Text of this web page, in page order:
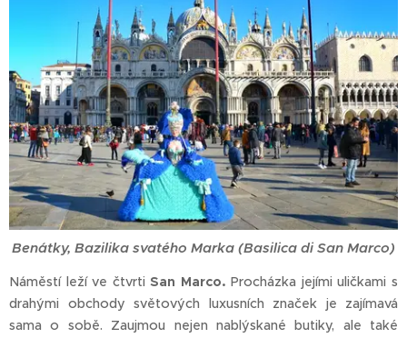
Benátky, Bazilika svatého Marka (Basilica di San Marco)
Náměstí leží ve čtvrtiSan Marco. Procházka jejími uličkami s
drahými obchody světových luxusních značek je zajímavá
sama o sobě. Zaujmou nejen nablýskané butiky, ale také